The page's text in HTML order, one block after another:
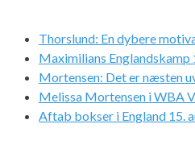
Thorslund: En dybere
Maximilians
Mortensen: Det er næsten
Melissa Mortensen i WBA
Aftab bokser i England 15.